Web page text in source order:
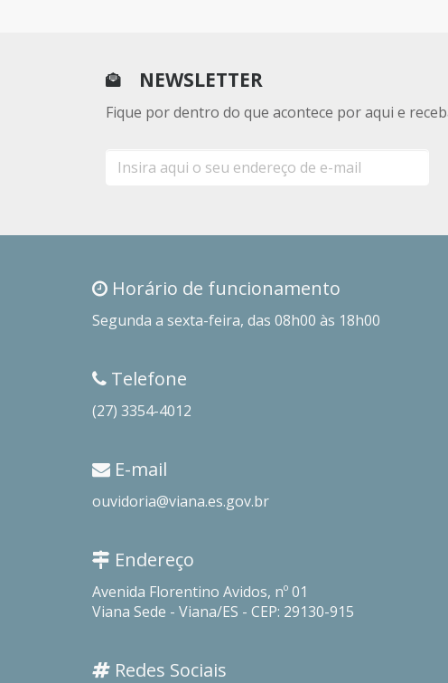
NEWSLETTER
Fique por dentro do que acontece por aqui e
mail
Horário de funcionamento
Segunda a sexta-feira, das 08h00 às 18h00
Telefone
(27) 3354-4012
E-mail
ouvidoria@viana.es.gov.br
Endereço
Avenida Florentino Avidos, nº 01
Viana Sede - Viana/ES - CEP: 29130-915
Redes Sociais